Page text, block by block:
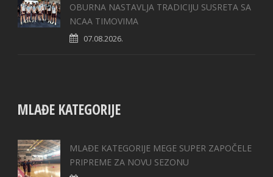
OBURNA NASTAVLJA TRADICIJU SUSRETA SA
NCAA TIMOVIMA
07.08.2026.
MLAĐE KATEGORIJE
MLAĐE KATEGORIJE MEGE SUPER ZAPOČELE
PRIPREME ZA NOVU SEZONU